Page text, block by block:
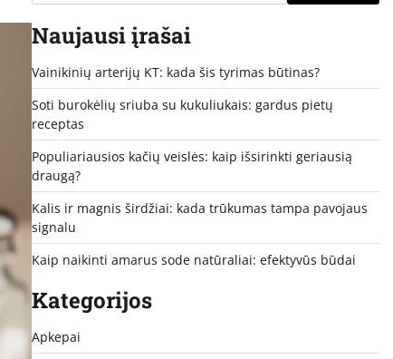
Naujausi įrašai
Vainikinių arterijų KT: kada šis tyrimas būtinas?
Soti burokėlių sriuba su kukuliukais: gardus pietų
receptas
Populiariausios kačių veislės: kaip išsirinkti geriausią
draugą?
Kalis ir magnis širdžiai: kada trūkumas tampa pavojaus
signalu
Kaip naikinti amarus sode natūraliai: efektyvūs būdai
Kategorijos
Apkepai